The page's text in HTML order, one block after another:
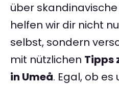
über
helfen wir dir nicht
selbst, sondern
mit nützlichen Tipps
in Umeå. Egal, ob es